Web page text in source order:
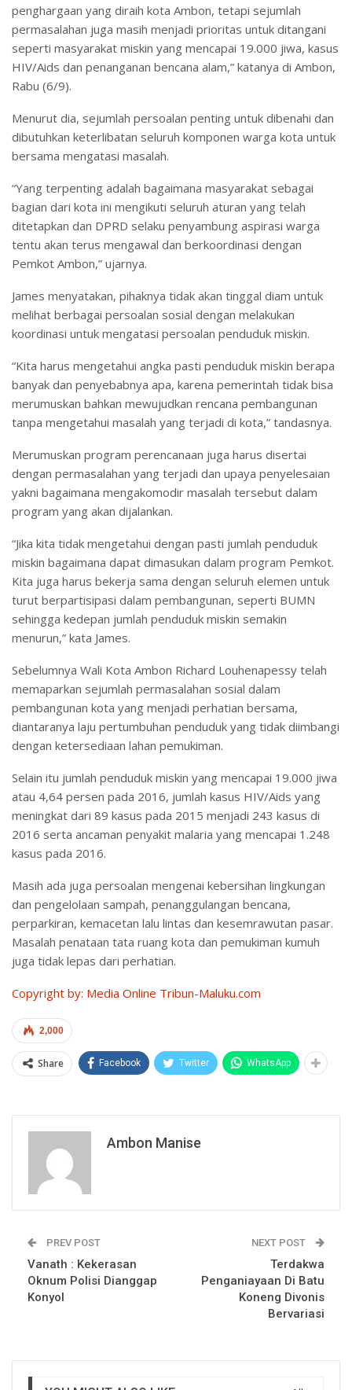
penghargaan yang diraih kota Ambon, tetapi sejumlah
permasalahan juga masih menjadi prioritas untuk ditangani
seperti masyarakat miskin yang mencapai 19.000 jiwa, kasus
HIV/Aids dan penanganan bencana alam,” katanya di Ambon,
Rabu (6/9).
Menurut dia, sejumlah persoalan penting untuk dibenahi dan
dibutuhkan keterlibatan seluruh komponen warga kota untuk
bersama mengatasi masalah.
“Yang terpenting adalah bagaimana masyarakat sebagai
bagian dari kota ini mengikuti seluruh aturan yang telah
ditetapkan dan DPRD selaku penyambung aspirasi warga
tentu akan terus mengawal dan berkoordinasi dengan
Pemkot Ambon,” ujarnya.
James menyatakan, pihaknya tidak akan tinggal diam untuk
melihat berbagai persoalan sosial dengan melakukan
koordinasi untuk mengatasi persoalan penduduk miskin.
“Kita harus mengetahui angka pasti penduduk miskin berapa
banyak dan penyebabnya apa, karena pemerintah tidak bisa
merumuskan bahkan mewujudkan rencana pembangunan
tanpa mengetahui masalah yang terjadi di kota,” tandasnya.
Merumuskan program perencanaan juga harus disertai
dengan permasalahan yang terjadi dan upaya penyelesaian
yakni bagaimana mengakomodir masalah tersebut dalam
program yang akan dijalankan.
“Jika kita tidak mengetahui dengan pasti jumlah penduduk
miskin bagaimana dapat dimasukan dalam program Pemkot.
Kita juga harus bekerja sama dengan seluruh elemen untuk
turut berpartisipasi dalam pembangunan, seperti BUMN
sehingga kedepan jumlah penduduk miskin semakin
menurun,” kata James.
Sebelumnya Wali Kota Ambon Richard Louhenapessy telah
memaparkan sejumlah permasalahan sosial dalam
pembangunan kota yang menjadi perhatian bersama,
diantaranya laju pertumbuhan penduduk yang tidak diimbangi
dengan ketersediaan lahan pemukiman.
Selain itu jumlah penduduk miskin yang mencapai 19.000 jiwa
atau 4,64 persen pada 2016, jumlah kasus HIV/Aids yang
meningkat dari 89 kasus pada 2015 menjadi 243 kasus di
2016 serta ancaman penyakit malaria yang mencapai 1.248
kasus pada 2016.
Masih ada juga persoalan mengenai kebersihan lingkungan
dan pengelolaan sampah, penanggulangan bencana,
perparkiran, kemacetan lalu lintas dan kesemrawutan pasar.
Masalah penataan tata ruang kota dan pemukiman kumuh
juga tidak lepas dari perhatian.
Copyright by: Media Online Tribun-Maluku.com
2,000
Share Facebook Twitter WhatsApp
Ambon Manise
PREV POST
Vanath : Kekerasan
Oknum Polisi Dianggap
Konyol
NEXT POST
Terdakwa
Penganiayaan Di Batu
Koneng Divonis
Bervariasi